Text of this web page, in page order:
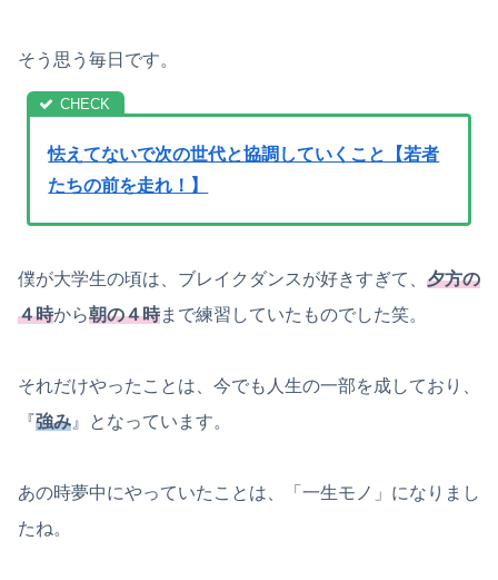
そう思う毎日です。
怯えてないで次の世代と協調していくこと【若者
たちの前を走れ！】
僕が大学生の頃は、ブレイクダンスが好きすぎて、 夕方の
４時から朝の４時まで練習していたものでした笑。
それだけやったことは、今でも人生の一部を成しており、
『強み 』となっています。
あの時夢中にやっていたことは、「一生モノ」になりまし
たね。